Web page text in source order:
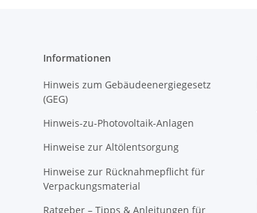
Informationen
Hinweis zum Gebäudeenergiegesetz
(GEG)
Hinweis-zu-Photovoltaik-Anlagen
Hinweise zur Altölentsorgung
Hinweise zur Rücknahmepflicht für
Verpackungsmaterial
Ratgeber – Tipps & Anleitungen für